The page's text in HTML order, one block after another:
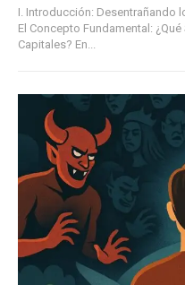
I. Introducción: Desentrañando
El Concepto Fundamental:
Capitales? En...